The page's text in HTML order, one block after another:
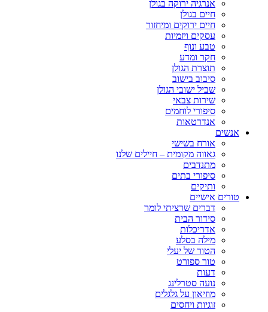
אנרגיה ירוקה בגולן
חיים בגולן
חיים ירוקים ומיחזור
עסקים ויזמיות
טבע ונוף
חקר ומדע
תוצרת הגולן
סיבוב בישוב
שביל ישובי הגולן
שירות צבאי
סיפורי לוחמים
אנדרטאות
אנשים
אורח בשישי
גאווה מקומית – חיילים שלנו
מתנדבים
סיפורי בתים
ותיקים
טורים אישיים
דברים שרציתי לומר
סידור הבית
אדריכלות
מילה בסלע
הטור של יעלי
טור ספורט
דעות
נועה סטרלינג
מוזיאון על גלגלים
זוגיות ויחסים